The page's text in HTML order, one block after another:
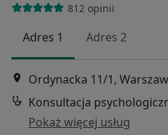
812 opinii
Adres 1 Adres 2
Ordynacka 11/1,
Konsultacja
Pokaż więcej usług